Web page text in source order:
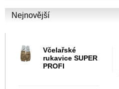
Nejnovější
Včelařské
rukavice SUPER
PROFI